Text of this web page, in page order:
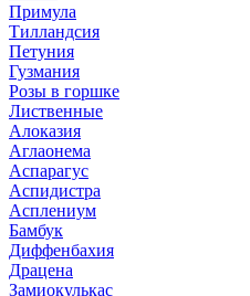
Примула
Тилландсия
Петуния
Гузмания
Розы в горшке
Лиственные
Алоказия
Аглаонема
Аспарагус
Аспидистра
Асплениум
Бамбук
Диффенбахия
Драцена
Замиокулькас